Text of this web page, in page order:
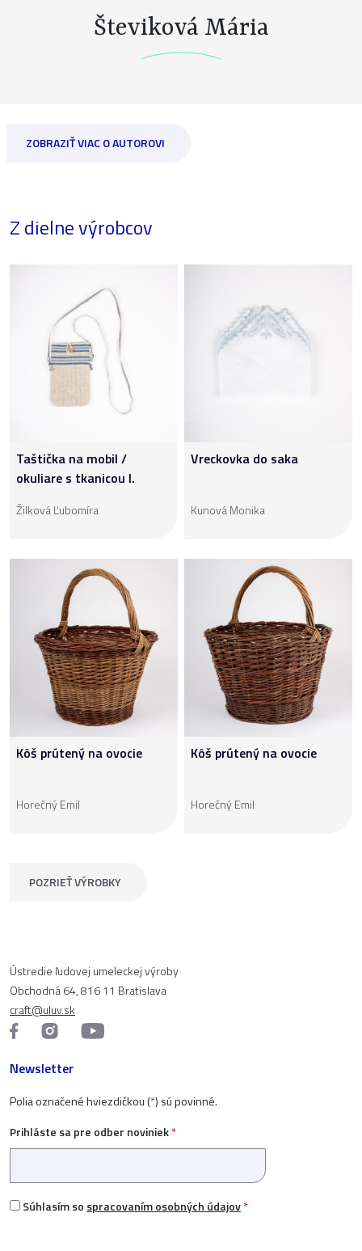
Števiková Mária
ZOBRAZIŤ VIAC O AUTOROVI
Z dielne výrobcov
Taštička na mobil /
okuliare s tkanicou I.
Žilková Ľubomíra
Vreckovka do saka
Kunová Monika
Kôš prútený na ovocie
Horečný Emil
Kôš prútený na ovocie
Horečný Emil
POZRIEŤ VÝROBKY
Ústredie ľudovej umeleckej výroby
Obchodná 64, 816 11 Bratislava
craft@uluv.sk
Newsletter
Polia označené hviezdičkou (*) sú povinné.
Prihláste sa pre odber noviniek*
Súhlasím so spracovaním osobných údajov*